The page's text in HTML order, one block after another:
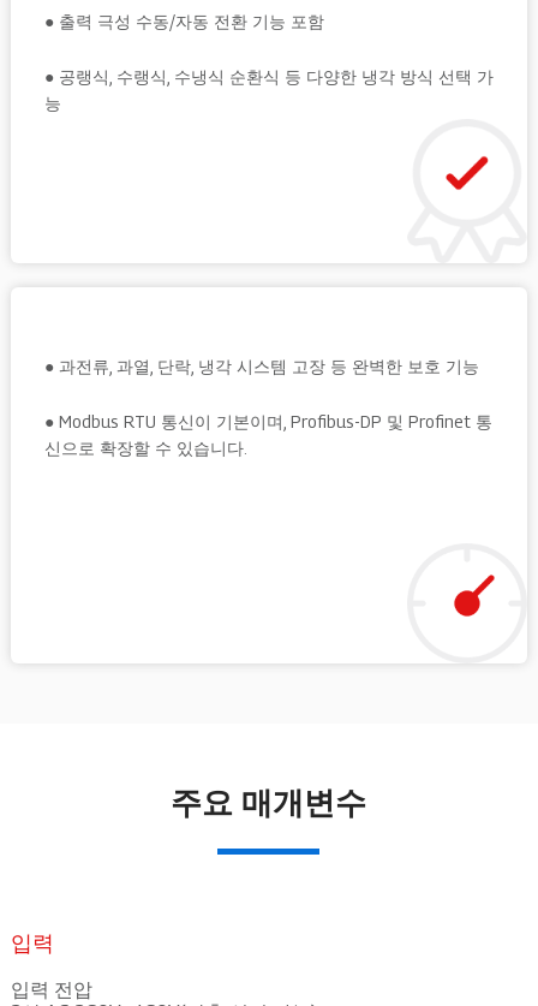
● 출력 극성 수동/자동 전환 기능 포함
● 공랭식, 수랭식, 수냉식 순환식 등 다양한 냉각 방식 선택 가
능
● 과전류, 과열, 단락, 냉각 시스템 고장 등 완벽한 보호 기능
● Modbus RTU 통신이 기본이며, Profibus-DP 및 Profinet 통
신으로 확장할 수 있습니다.
주요 매개변수
입력
입력 전압